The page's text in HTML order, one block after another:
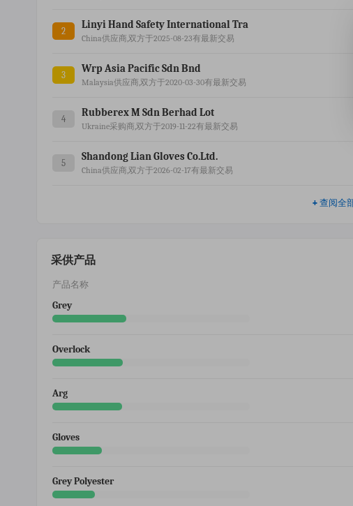
2
Linyi Hand Safety International Tra
China供应商,双方于2025-08-23有最新交易
3
Wrp Asia Pacific Sdn Bnd
Malaysia供应商,双方于2020-03-30有最新交易
4
Rubberex M Sdn Berhad Lot
Ukraine采购商,双方于2019-11-22有最新交易
5
Shandong Lian Gloves Co.ltd.
China供应商,双方于2026-02-17有最新交易
+ 查阅全
采供产品
产品名称
Grey
Overlock
Arg
Gloves
Grey Polyester